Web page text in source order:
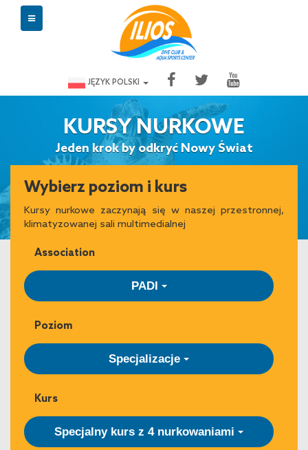
JĘZYK POLSKI
KURSY NURKOWE
Jeden krok by odkryć Nowy Świat
Wybierz poziom i kurs
Kursy nurkowe zaczynają się w naszej przestronnej,
klimatyzowanej sali multimedialnej
Association
PADI
Poziom
Specjalizacje
Kurs
Specjalny kurs z 4 nurkowaniami